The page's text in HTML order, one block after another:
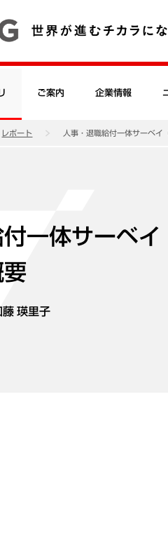
ご案内 企業情報
レポート 人事・退職給付一体サーベイ
一体サーベ
瑛里子